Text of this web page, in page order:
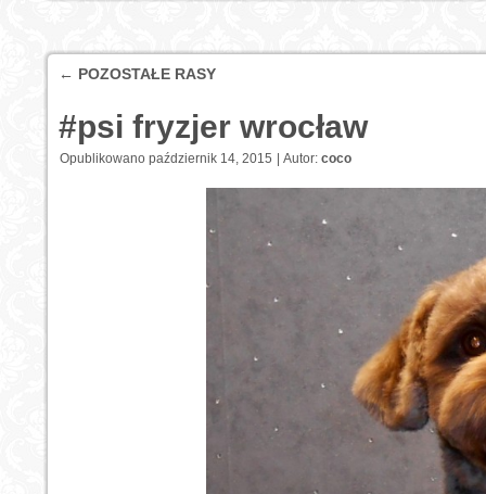
← POZOSTAŁE RASY
#psi fryzjer wrocław
Opublikowano październik 14, 2015 Autor: coco